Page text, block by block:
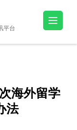
平台
海外留学
法